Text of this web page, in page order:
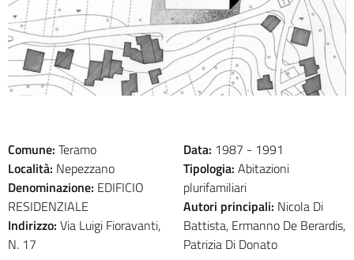
Comune: Teramo
Località: Nepezzano
Denominazione: EDIFICIO
RESIDENZIALE
Indirizzo: Via Luigi Fioravanti,
N. 17
Data: 1987 - 1991
Tipologia: Abitazioni
plurifamiliari
Autori principali:
Battista, Ermanno De Berardis,
Patrizia Di Donato